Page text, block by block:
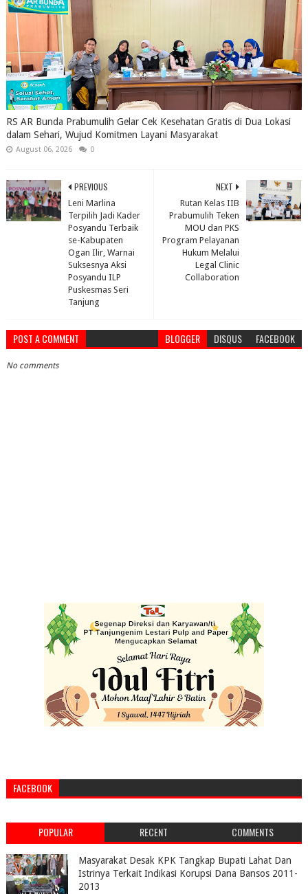
RS AR Bunda Prabumulih Gelar Cek Kesehatan Gratis di Dua Lokasi
dalam Sehari, Wujud Komitmen Layani Masyarakat
August 06, 2026 0
NEXT
Rutan Kelas IIB
Prabumulih Teken
MOU dan PKS
Program Pelayanan
Hukum Melalui
Legal Clinic
Collaboration
PREVIOUS
Leni Marlina
Terpilih Jadi Kader
Posyandu Terbaik
se-Kabupaten
Ogan Ilir, Warnai
Suksesnya Aksi
Posyandu ILP
Puskesmas Seri
Tanjung
POST A COMMENT BLOGGER DISQUS FACEBOOK
No comments
FACEBOOK
POPULAR RECENT COMMENTS
Masyarakat Desak KPK Tangkap Bupati Lahat Dan
Istrinya Terkait Indikasi Korupsi Dana Bansos 2011-
2013